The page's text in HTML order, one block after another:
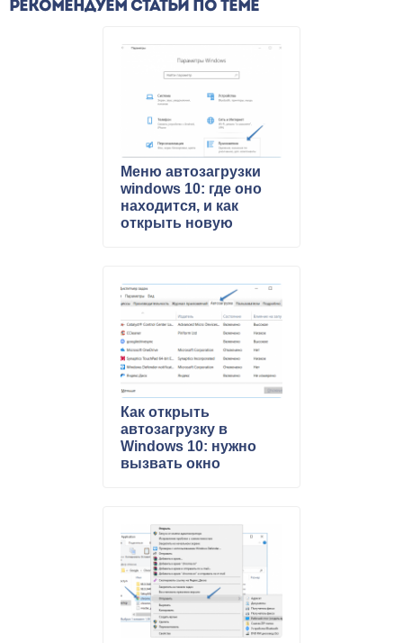
РЕКОМЕНДУЕМ СТАТЬИ ПО ТЕМЕ
Меню автозагрузки
windows 10: где оно
находится, и как
открыть новую
отвечающую за
запуск элементов при
старте системы
Как открыть
автозагрузку в
Windows 10: нужно
вызвать окно
задач, чтобы узнать
какие программы
стартовали с
системой